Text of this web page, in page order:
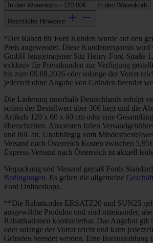
In den Warenkorb - 120,00€ In den Warenkorb
Rechtliche Hinweise
*Der Rabatt für Ford Kunden wurde auf den
Preis angewendet. Diese Kundenersparnis
GmbH (eingetragener Sitz Henry-Ford-Straße
exklusiv für Privatkunden zur Verfügung
bis zum 09.08.2026 oder solange der Vorrat
jederzeit ohne Angabe von Gründen beendet
Die Lieferung innerhalb Deutschlands erfolgt
sofern der Bestellwert über 30€ liegt und die
Artikels 120 x 60 x 60 cm oder eine
überschreiten. Ansonsten fallen
und 80€ an. Unabhängig vom
Versand nach Österreich Kosten zwischen
Express-Versand nach Österreich ist aktuell
Verpackung und Versand gemäß Fords Standard
Bedingungen. Es gelten die allgemeine
Ford Onlineshops.
**Die Rabattcodes ERSATZ20 und SUN25
ausgewählte Produkte und sind miteinander,
Rabattkationen kombinierbar. Das Angebot gilt
oder solange der Vorrat reicht und kann
Gründen beendet werden. Eine Barauszahlung